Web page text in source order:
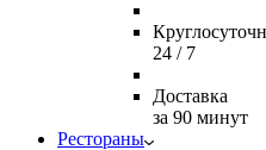
24 / 7
Доставка
за 90 минут
Рестораны